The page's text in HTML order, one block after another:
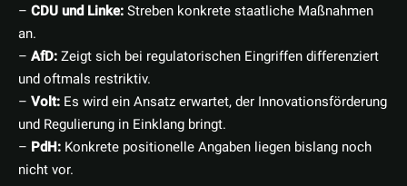
– CDU und Linke:Streben konkrete staatliche Maßnahmen
an.
– AfD:Zeigt sich bei regulatorischen Eingriffen differenziert
und oftmals restriktiv.
– Volt: Es wird ein Ansatz erwartet, der Innovationsförderung
und Regulierung in Einklang bringt.
– PdH: Konkrete positionelle Angaben liegen bislang noch
nicht vor.